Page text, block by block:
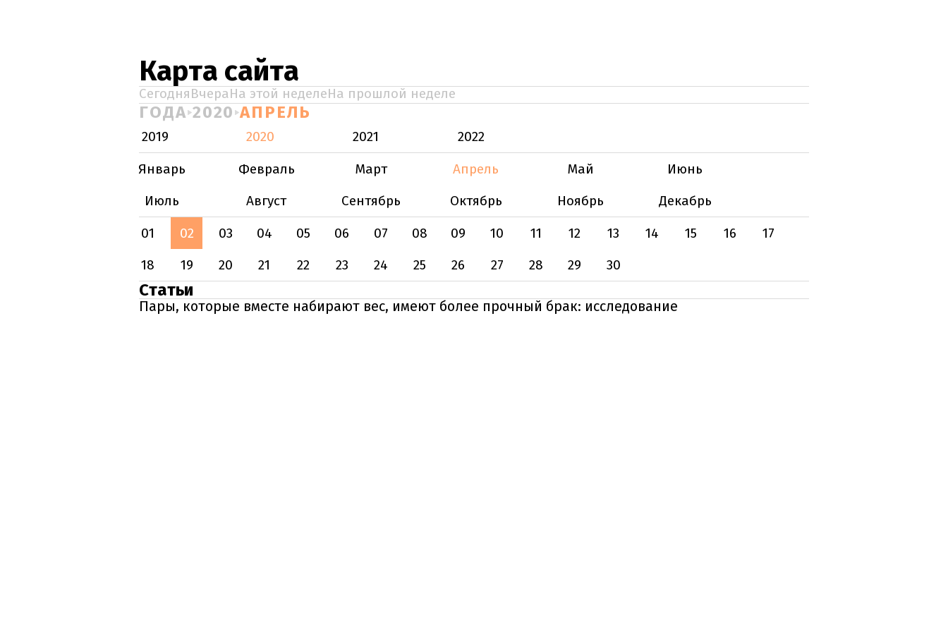
Карта сайта
СегодняВчераНа этой неделеНа прошлой неделе
ГОДА 2020 АПРЕЛЬ
2019 2020 2021
2022
Январь
Февраль Март Апрель Май
Июнь
Июль
Август Сентябрь Октябрь Ноябрь
Декабрь
01
02 03 04 05 06 07 08 09 10 11 12 13 14 15 16
17
18
19 20 21 22 23 24 25 26 27 28 29 30
Статьи
Пары, которые вместе набирают вес, имеют более прочный брак: исследование